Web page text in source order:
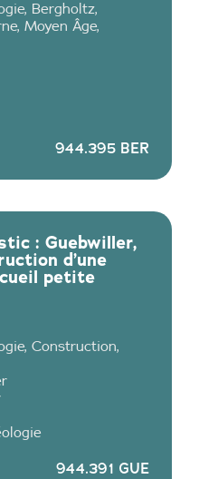
, Bergholtz,
, Moyen Âge,
944.395 BER
: Guebwiller,
d’une
petite
, Construction,
944.391 GUE